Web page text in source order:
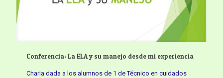
Conferencia: La ELA y su manejo desde mi experiencia
Charla dada a los alumnos de 1 de Técnico en cuidados